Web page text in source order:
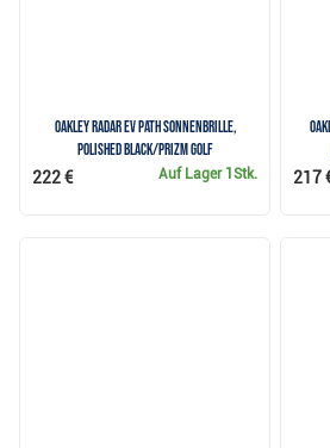
Oakley Radar EV Path Sonnenbrille,
Polished Black/PRIZM Golf
Auf Lager 1Stk.
222 € 217